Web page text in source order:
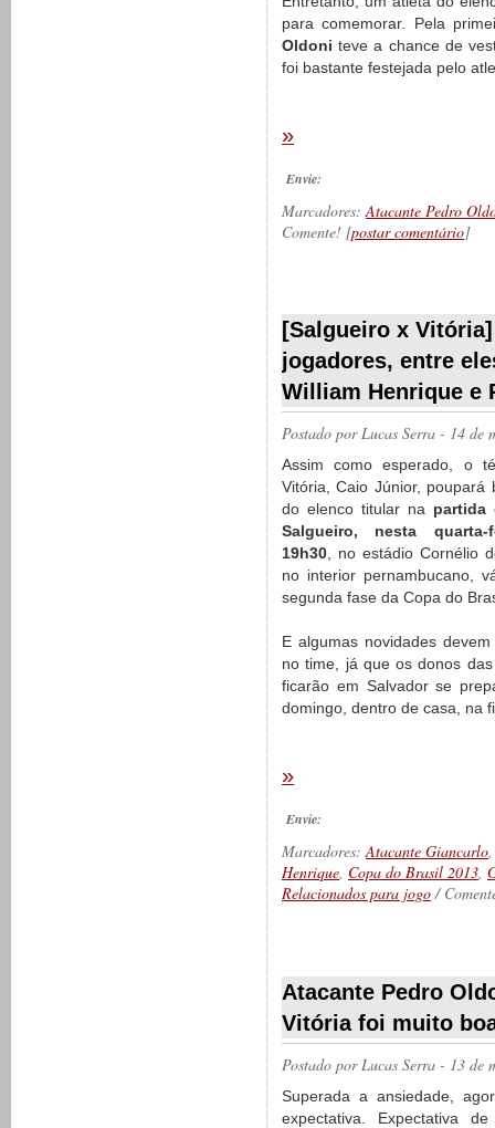
para comemorar. Pela
Oldoni teve a chance de
foi bastante festejada pelo
»
Envie:
Marcadores:Atacante Pedro
Comente! [postar comentário]
[Salgueiro x
jogadores, entre
William Henrique e
Postado porLucas Serra - 14 de
Assim como esperado, o
Vitória, Caio Júnior, poupará
do elenco titular na partida
Salgueiro, nesta quarta-
19h30, no estádio Cornélio
no interior pernambucano,
segunda fase da Copa do
E algumas novidades
no time, já que os donos
ficarão em Salvador se
domingo, dentro de casa, na
»
Envie:
Marcadores:Atacante Giancarlo
Henrique, Copa do Brasil 2013,
Relacionados para jogo /
Atacante Pedro
Vitória foi muito
Postado por Lucas Serra - 13 de
Superada a ansiedade,
expectativa. Expectativa